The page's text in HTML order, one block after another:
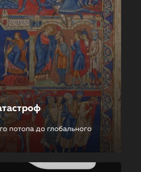
потопа до глобального